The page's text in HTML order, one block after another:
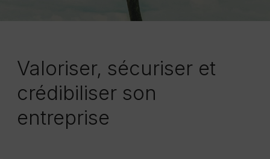
Valoriser, sécuriser et
crédibiliser son
entreprise